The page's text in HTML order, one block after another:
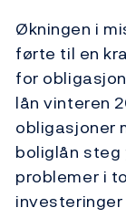
Økningen i
førte til en
for
lån vinteren
obligasjoner
boliglån
problemer i